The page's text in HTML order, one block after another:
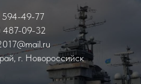
594-49-77
487-09-32
г. Новороссийск